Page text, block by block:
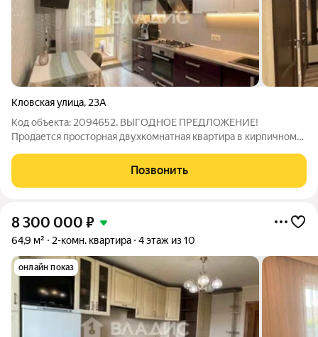
Кловская улица, 23А
Код объекта: 2094652. ВЫГОДНОЕ ПРЕДЛОЖЕНИЕ!
Продается просторная двухкомнатная квартира в кирпичном
Квартира теплая, не угловая, с хорошим ремонтом и
шумоизоляцией по всему периметру. В квартире
Позвонить
8 300 000 ₽
64,9 м² 2-комн. квартира 4 этаж из 10
онлайн показ